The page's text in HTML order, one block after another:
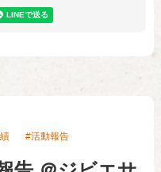
活動報告